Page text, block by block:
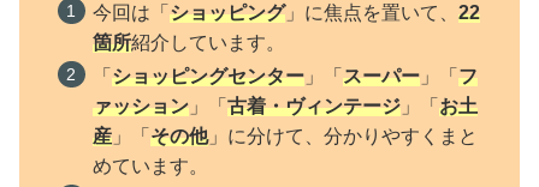
今回は「ショッピング」に焦点を置いて、22
箇所紹介しています。
「ショッピングセンター 」「スーパー 」「フ
ァッション 」「古着・ヴィンテージ 」「お土
産 」「その他」に分けて、分かりやすくまと
めています。